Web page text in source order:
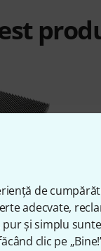
de
adecvate,
și simplu
clic pe
N70